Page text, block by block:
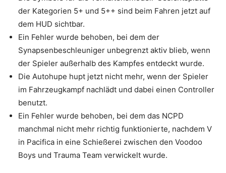
der Kategorien 5+ und 5++ sind beim Fahren jetzt auf
dem HUD sichtbar.
Ein Fehler wurde behoben, bei dem der
Synapsenbeschleuniger unbegrenzt aktiv blieb, wenn
der Spieler außerhalb des Kampfes entdeckt wurde.
Die Autohupe hupt jetzt nicht mehr, wenn der Spieler
im Fahrzeugkampf nachlädt und dabei einen Controller
benutzt.
Ein Fehler wurde behoben, bei dem das NCPD
manchmal nicht mehr richtig funktionierte, nachdem V
in Pacifica in eine Schießerei zwischen den Voodoo
Boys und Trauma Team verwickelt wurde.